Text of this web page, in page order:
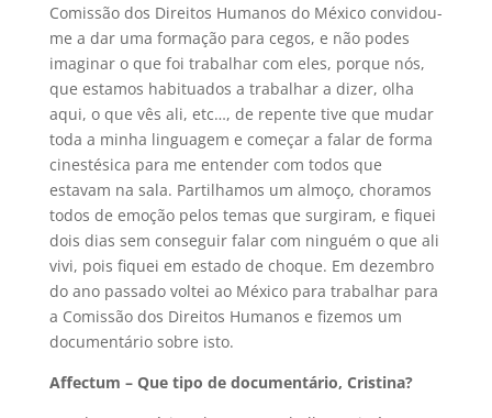
Comissão dos Direitos Humanos do México convidou-
me a dar uma formação para cegos, e não podes
imaginar o que foi trabalhar com eles, porque nós,
que estamos habituados a trabalhar a dizer, olha
aqui, o que vês ali, etc…, de repente tive que mudar
toda a minha linguagem e começar a falar de forma
cinestésica para me entender com todos que
estavam na sala. Partilhamos um almoço, choramos
todos de emoção pelos temas que surgiram, e fiquei
dois dias sem conseguir falar com ninguém o que ali
vivi, pois fiquei em estado de choque. Em dezembro
do ano passado voltei ao México para trabalhar para
a Comissão dos Direitos Humanos e fizemos um
documentário sobre isto.
Affectum – Que tipo de documentário, Cristina?